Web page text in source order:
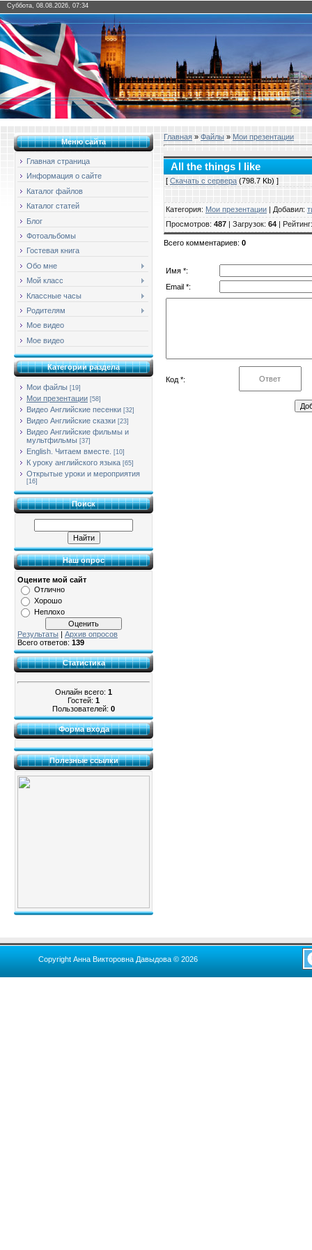
Суббота, 08.08.2026, 07:34
Меню сайта
Главная страница
Информация о сайте
Каталог файлов
Каталог статей
Блог
Фотоальбомы
Гостевая книга
Обо мне
Мой класс
Классные часы
Родителям
Мое видео
Мое видео
Категории раздела
Мои файлы [19]
Мои презентации [58]
Видео Английские песенки [32]
Видео Английские сказки [23]
Видео Английские фильмы и
мультфильмы [37]
English. Читаем вместе. [10]
К уроку английского языка [65]
Открытые уроки и мероприятия
[16]
Поиск
Наш опрос
Оцените мой сайт
Отлично
Хорошо
Неплохо
Результаты | Архив опросов
Всего ответов: 139
Статистика
Онлайн всего: 1
Гостей: 1
Пользователей: 0
Форма входа
Полезные ссылки
Главная » Файлы » Мои презентации
All the things I like
[ Скачать с сервера (798.7 Kb) ]
Категория: Мои презентации | Добавил:
Просмотров: 487 | Загрузок: 64 | Рейтинг
Всего комментариев: 0
Имя *:
Email *:
Код *:
Copyright Анна Викторовна Давыдова © 2026